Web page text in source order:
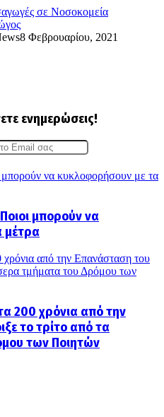
σε Νοσοκομεία
8 Φεβρουαρίου, 2021
ενημερώσεις!
να κυκλοφορήσουν με τα
μπορούν να
μέτρα
από την Επανάσταση του
τμήματα του Δρόμου των
200 χρόνια από την
το τρίτο από τα
των Ποιητών